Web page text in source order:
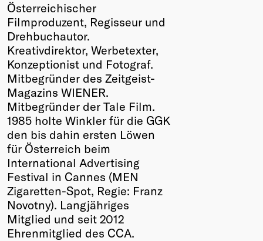
Young Creatives
Friends of Creativity
Winners
2026
Past
Annual
Österreichischer
Filmproduzent, Regisseur und
Drehbuchautor.
Kreativdirektor, Werbetexter,
Konzeptionist und Fotograf.
Mitbegründer des Zeitgeist-
Magazins WIENER.
Mitbegründer der Tale Film.
1985 holte Winkler für die GGK
den bis dahin ersten Löwen
für Österreich beim
International Advertising
Festival in Cannes (MEN
Zigaretten-Spot, Regie: Franz
Novotny). Langjähriges
Mitglied und seit 2012
Ehrenmitglied des CCA.